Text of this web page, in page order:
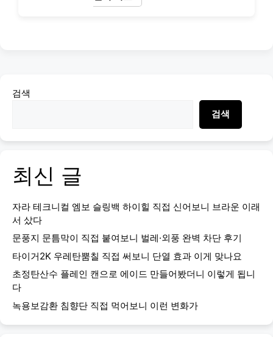
검색
검색
최신 글
자라 테크니컬 엠보 슬링백 하이힐 직접 신어보니 브라운 이래
서 샀다
문풍지 문틈막이 직접 붙여보니 벌레·외풍 완벽 차단 후기
타이거2K 우레탄뿜칠 직접 써보니 단열 효과 이게 맞나요
초정탄산수 플레인 캔으로 에이드 만들어봤더니 이렇게 됩니
다
녹용보감환 침향단 직접 먹어보니 이런 변화가